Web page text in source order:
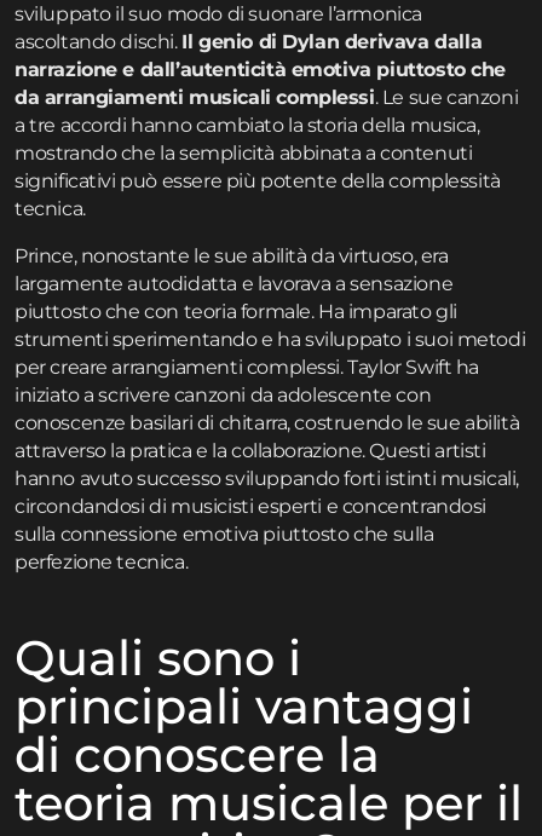
sviluppato il suo modo di suonare l’armonica
ascoltando dischi. Il genio di Dylan derivava dalla
narrazione e dall’autenticità emotiva piuttosto che
da arrangiamenti musicali complessi. Le sue canzoni
a tre accordi hanno cambiato la storia della musica,
mostrando che la semplicità abbinata a contenuti
significativi può essere più potente della complessità
tecnica.
Prince, nonostante le sue abilità da virtuoso, era
largamente autodidatta e lavorava a sensazione
piuttosto che con teoria formale. Ha imparato gli
strumenti sperimentando e ha sviluppato i suoi metodi
per creare arrangiamenti complessi. Taylor Swift ha
iniziato a scrivere canzoni da adolescente con
conoscenze basilari di chitarra, costruendo le sue abilità
attraverso la pratica e la collaborazione. Questi artisti
hanno avuto successo sviluppando forti istinti musicali,
circondandosi di musicisti esperti e concentrandosi
sulla connessione emotiva piuttosto che sulla
perfezione tecnica.
Quali sono i
principali vantaggi
di conoscere la
teoria musicale per il